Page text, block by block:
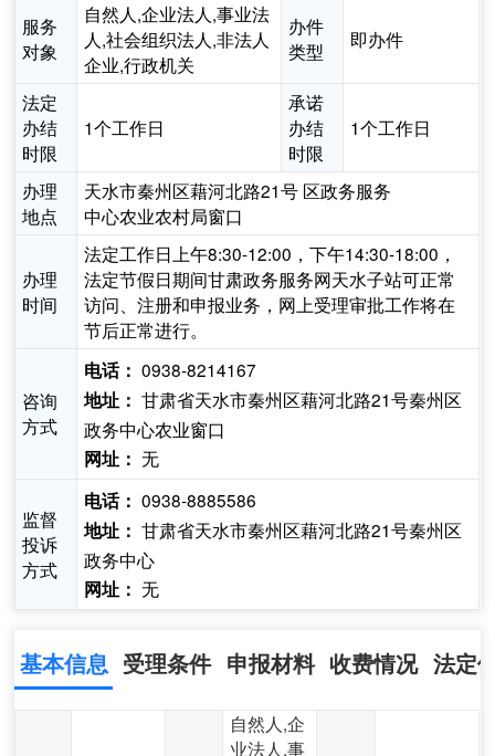
服务
对象
自然人,企业法人,事业法
人,社会组织法人,非法人
企业,行政机关
办件
类型
即办件
法定
办结
时限
1个工作日
承诺
办结
时限
1个工作日
办理
地点
天水市秦州区藉河北路21号 区政务服务
中心农业农村局窗口
办理
时间
法定工作日上午8:30-12:00，下午14:30-18:00，
法定节假日期间甘肃政务服务网天水子站可正常
访问、注册和申报业务，网上受理审批工作将在
节后正常进行。
咨询
方式
电话： 0938-8214167
地址： 甘肃省天水市秦州区藉河北路21号秦州区
政务中心农业窗口
网址： 无
监督
投诉
方式
电话： 0938-8885586
地址： 甘肃省天水市秦州区藉河北路21号秦州区
政务中心
网址： 无
基本信息 受理条件 申报材料 收费情况 法定
自然人,企
业法人,事